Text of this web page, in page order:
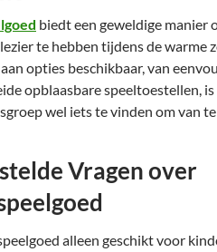
biedt een geweldige manier
te hebben tijdens de warme
opties beschikbaar, van
opblaasbare speeltoestellen, is
wel iets te vinden om van
Vragen over
alleen geschikt voor